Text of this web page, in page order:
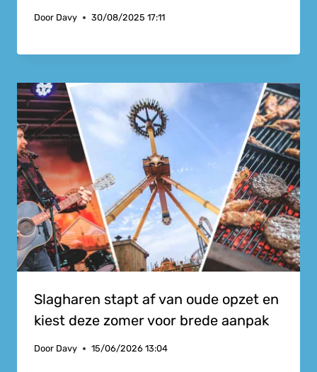
Door Davy 30/08/2025 17:11
Slagharen stapt af van oude opzet en
kiest deze zomer voor brede aanpak
Door Davy 15/06/2026 13:04